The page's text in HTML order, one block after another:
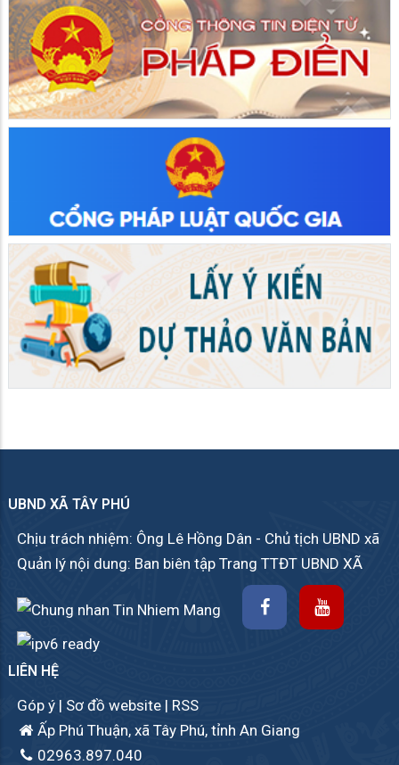
UBND XÃ TÂY PHÚ
Chịu trách nhiệm: Ông Lê Hồng Dân - Chủ tịch UBND xã
Quản lý nội dung: Ban biên tập Trang TTĐT UBND XÃ
LIÊN HỆ
Góp ý | Sơ đồ website | RSS
Ấp Phú Thuận, xã Tây Phú, tỉnh An Giang
02963.897.040